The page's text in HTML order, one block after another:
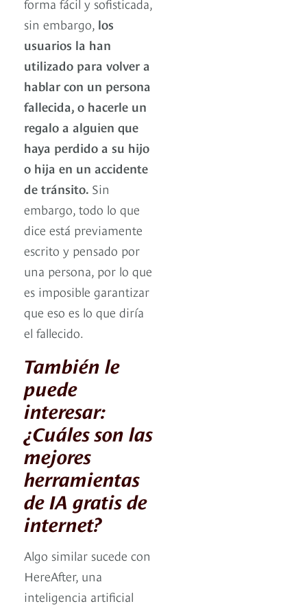
sin embargo, los
usuarios la han
utilizado para volver a
hablar con un persona
fallecida, o hacerle un
regalo a alguien que
haya perdido a su hijo
o hija en un accidente
de tránsito. Sin
embargo, todo lo que
dice está previamente
escrito y pensado por
una persona, por lo que
es imposible garantizar
que eso es lo que diría
el fallecido.
También le
puede
interesar:
¿Cuáles son las
mejores
herramientas
de IA gratis de
internet?
Algo similar sucede con
HereAfter, una
inteligencia artificial